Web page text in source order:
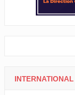
INTERNATIONAL